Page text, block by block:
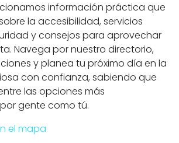
información práctica que
la accesibilidad, servicios
y consejos para aprovechar
Navega por nuestro directorio,
y planea tu próximo día en la
con confianza, sabiendo que
las opciones más
gente como tú.
el mapa